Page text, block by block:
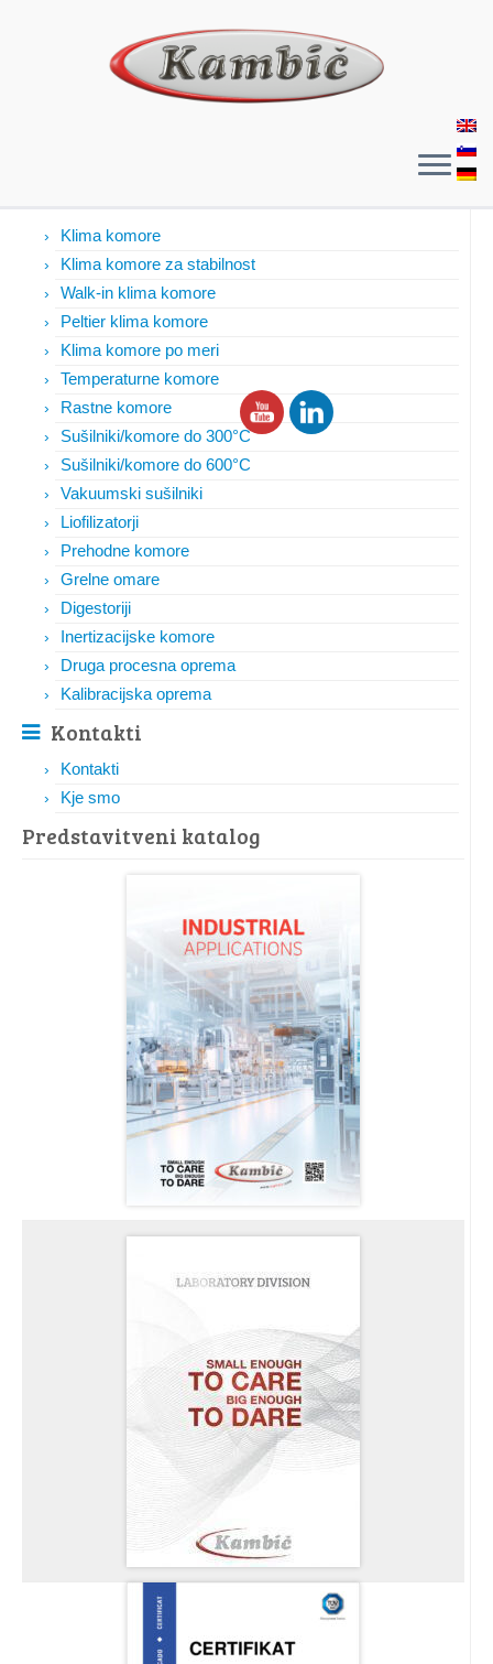
Klima komore
Klima komore za stabilnost
Walk-in klima komore
Peltier klima komore
Klima komore po meri
Temperaturne komore
Rastne komore
Sušilniki/komore do 300°C
Sušilniki/komore do 600°C
Vakuumski sušilniki
Liofilizatorji
Prehodne komore
Grelne omare
Digestoriji
Inertizacijske komore
Druga procesna oprema
Kalibracijska oprema
Kontakti
Kontakti
Kje smo
Predstavitveni katalog​​